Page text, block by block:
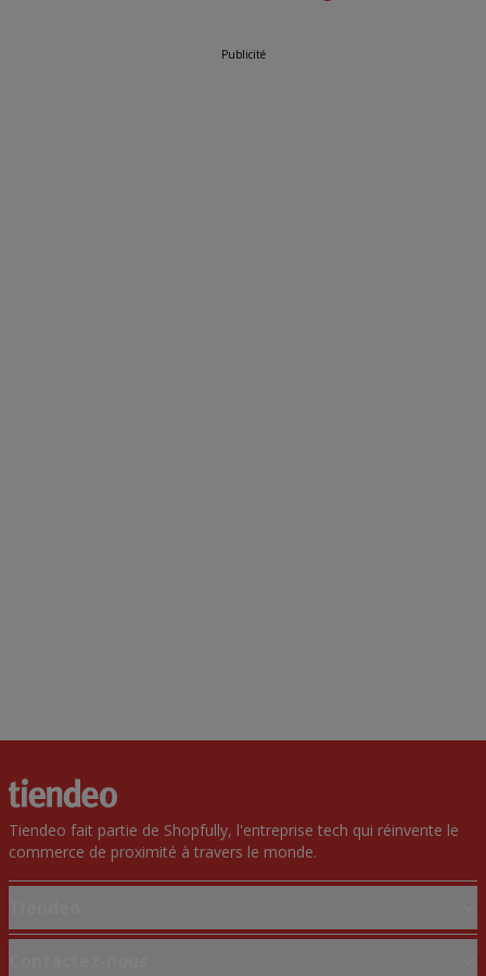
Publicité
Tiendeo fait partie de Shopfully, l'entreprise tech qui réinvente le
commerce de proximité à travers le monde.